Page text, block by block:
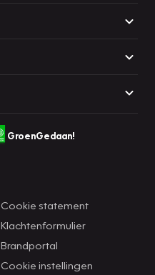
GroenGedaan!
Cookie statement
Klachtenformulier
Brandportal
Cookie instellingen